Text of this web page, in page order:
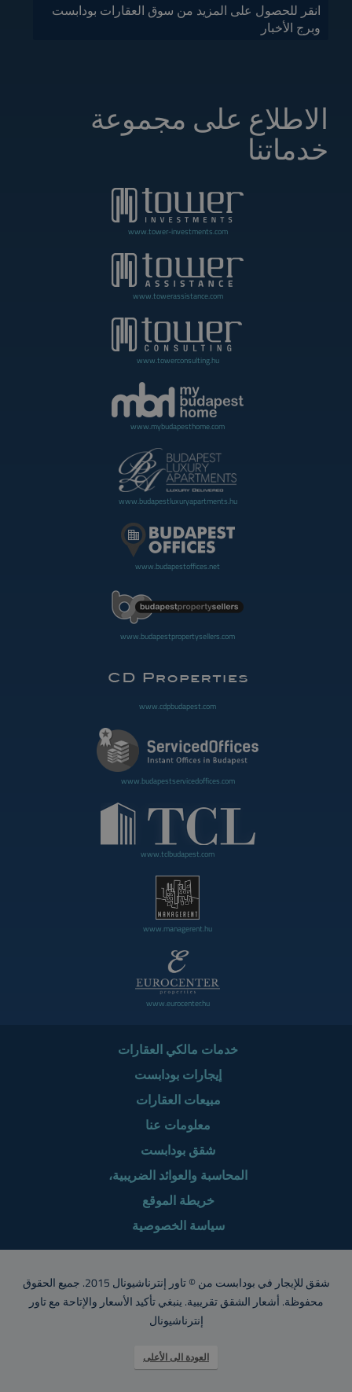
انقر للحصول على المزيد من سوق العقارات بودابست
وبرج الأخبار
الاطلاع على مجموعة
خدماتنا
www.tower-investments.com
www.towerassistance.com
www.towerconsulting.hu
www.mybudapesthome.com
www.budapestluxuryapartments.hu
www.budapestoffices.net
www.budapestpropertysellers.com
www.cdpbudapest.com
www.budapestservicedoffices.com
www.tclbudapest.com
www.managerent.hu
www.eurocenter.hu
خدمات مالكي العقارات
إيجارات بودابست
مبيعات العقارات
معلومات عنا
شقق بودابست
المحاسبة والعوائد الضريبية،
خريطة الموقع
سياسة الخصوصية
شقق للإيجار في بودابست من © تاور إنترناشيونال 2015. جميع الحقوق
محفوظة. أشعار الشقق تقريبية. ينبغي تأكيد الأسعار والإتاحة مع تاور
إنترناشيونال
العودة الى الأعلى